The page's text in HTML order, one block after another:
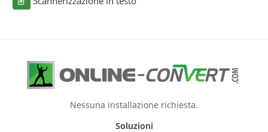
Nessuna installazione richiesta.
Soluzioni